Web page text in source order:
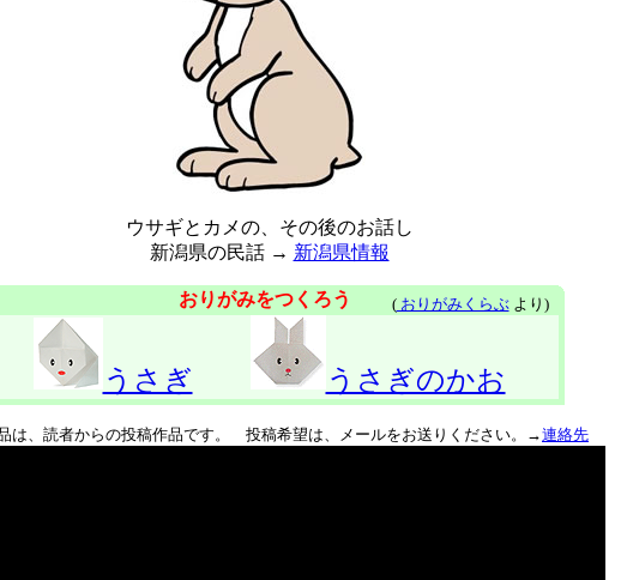
ウサギとカメの、その後のお話し
新潟県の民話 → 新潟県情報
おりがみをつくろう (おりがみくらぶより)
うさぎ うさぎのかお
は、読者からの投稿作品です。 投稿希望は、メールをお送りください。→連絡先